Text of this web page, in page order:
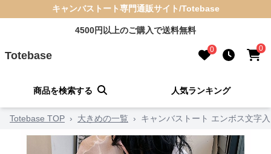
キャンバストート専門通販サイト/Totebase
4500円以上のご購入で送料無料
Totebase 0 0
商品を検索する 人気ランキング
Totebase TOP › 大きめの一覧 › キャンバストート エンボス文字